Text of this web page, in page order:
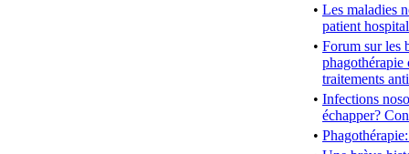
• Les maladies
patient
• Forum sur les
phagothérapie
traitements
• Infections
échapper?
•